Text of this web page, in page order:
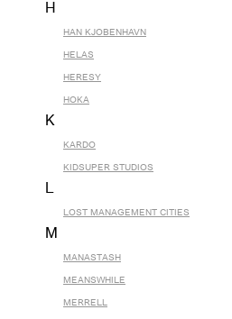
H
HAN KJOBENHAVN
HELAS
HERESY
HOKA
K
KARDO
KIDSUPER STUDIOS
L
LOST MANAGEMENT CITIES
M
MANASTASH
MEANSWHILE
MERRELL